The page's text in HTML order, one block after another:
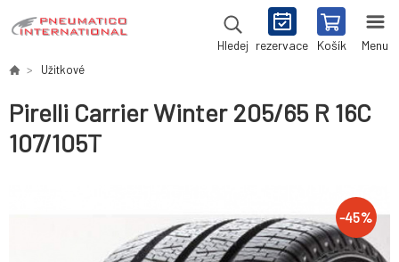
Hledej rezervace Košík Menu
Užitkové
Pirelli Carrier Winter 205/65 R 16C
107/105T
-45%